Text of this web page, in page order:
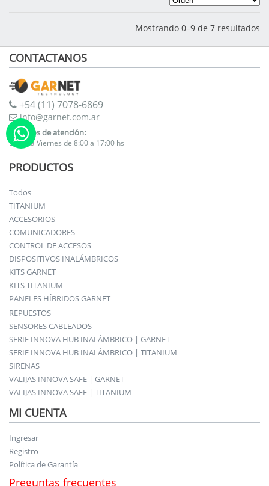
Mostrando 0–9 de 7 resultados
CONTACTANOS
+54 (11) 7078-6869
info@garnet.com.ar
Horarios de atención:
Lunes a Viernes de 8:00 a 17:00 hs
PRODUCTOS
Todos
TITANIUM
ACCESORIOS
COMUNICADORES
CONTROL DE ACCESOS
DISPOSITIVOS INALÁMBRICOS
KITS GARNET
KITS TITANIUM
PANELES HÍBRIDOS GARNET
REPUESTOS
SENSORES CABLEADOS
SERIE INNOVA HUB INALÁMBRICO | GARNET
SERIE INNOVA HUB INALÁMBRICO | TITANIUM
SIRENAS
VALIJAS INNOVA SAFE | GARNET
VALIJAS INNOVA SAFE | TITANIUM
MI CUENTA
Ingresar
Registro
Política de Garantía
Preguntas frecuentes